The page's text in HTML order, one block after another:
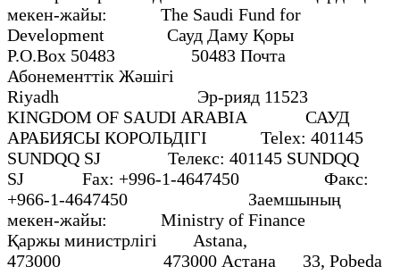
мекен-жайы: The Saudi Fund for
Development Сауд Даму Қоры
Р.О.Вох 50483 50483 Почта
Абонементтік Жәшігі
Riyadh Эр-рияд 11523
KINGDOM OF SAUDI ARABIA САУД
АРАБИЯСЫ КОРОЛЬДІГІ Теlех: 401145
SUNDQQ SJ Телекс: 401145 SUNDQQ
SJ Fах: +996-1-4647450 Факс:
+966-1-4647450 Заемшының
мекен-жайы: Ministry of Finance
Қаржы министрлігі Аstаnа,
473000 473000 Астана 33, Pobeda